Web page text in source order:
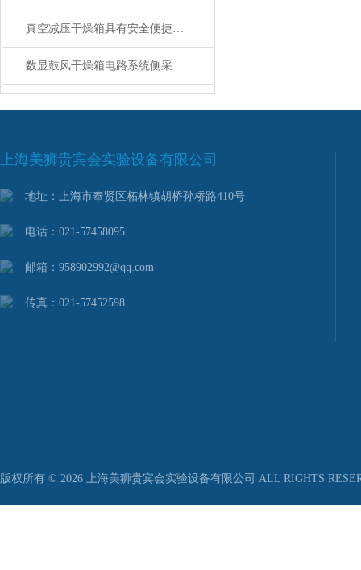
真空减压干燥箱具有安全便捷的优点
数显鼓风干燥箱电路系统侧采用门式开启，方便维护和检修
上海美狮贵宾会实验设备有限公司
地址：上海市奉贤区柘林镇胡桥孙桥路410号
电话：021-57458095
邮箱：958902992@qq.com
传真：021-57452598
版权所有 © 2026 上海美狮贵宾会实验设备有限公司 ALL RIGHTS